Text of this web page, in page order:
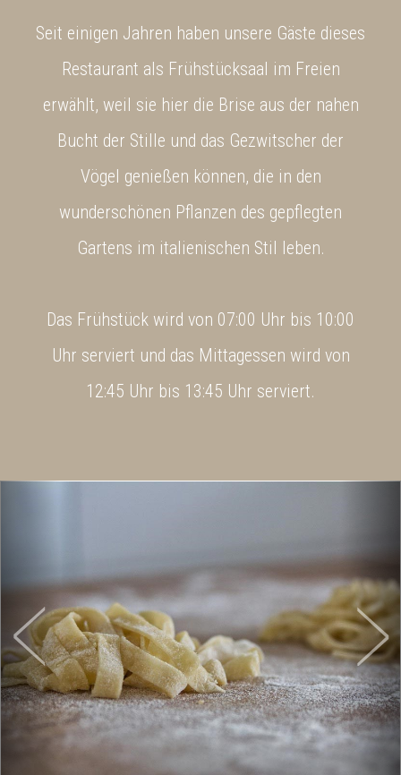
Seit einigen Jahren haben unsere Gäste dieses
Restaurant als Frühstücksaal im Freien
erwählt, weil sie hier die Brise aus der nahen
Bucht der Stille und das Gezwitscher der
Vögel genießen können, die in den
wunderschönen Pflanzen des gepflegten
Gartens im italienischen Stil leben.
Das Frühstück wird von 07:00 Uhr bis 10:00
Uhr serviert und das Mittagessen wird von
12:45 Uhr bis 13:45 Uhr serviert.